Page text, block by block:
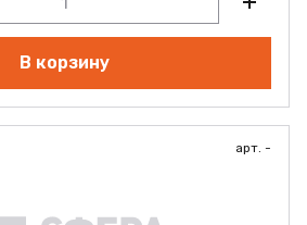
В корзину
арт. -